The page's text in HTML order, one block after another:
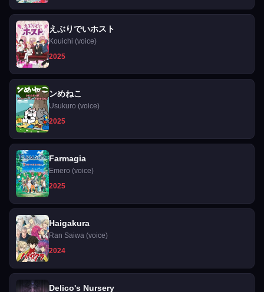
えぶりでいホスト
Kouichi (voice)
2025
ンめねこ
Usukuro (voice)
2025
Farmagia
Emero (voice)
2025
Haigakura
Ran Saiwa (voice)
2024
Delico's Nursery